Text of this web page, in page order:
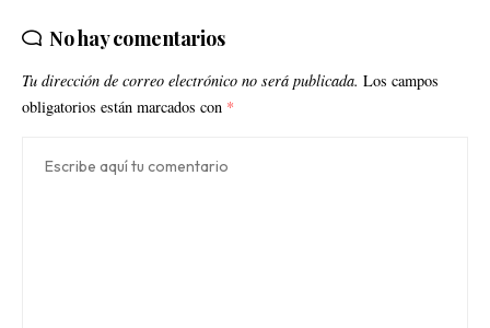
No hay comentarios
Tu dirección de correo electrónico no será publicada. Los campos
obligatorios están marcados con *